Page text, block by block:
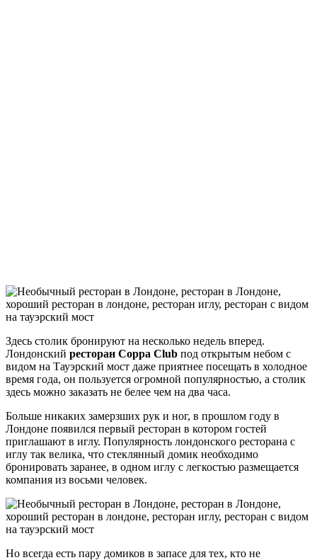
Здесь столик бронируют на несколько недель вперед.
Лондонский ресторан Coppa Club под открытым небом с
видом на Тауэрский мост даже приятнее посещать в холодное
время года, он пользуется огромной популярностью, а столик
здесь можно заказать не белее чем на два часа.
Больше никаких замерзших рук и ног, в прошлом году в
Лондоне появился первый ресторан в котором гостей
приглашают в иглу. Популярность лондонского ресторана с
иглу так велика, что стеклянный домик необходимо
бронировать заранее, в одном иглу с легкостью размещается
компания из восьми человек.
Но всегда есть пару домиков в запасе для тех, кто не